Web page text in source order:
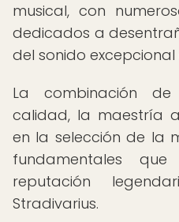
musical, con
dedicados a
del sonido excepcional
La combinación
calidad, la maestría
en la selección de la
fundamentales
reputación
Stradivarius.